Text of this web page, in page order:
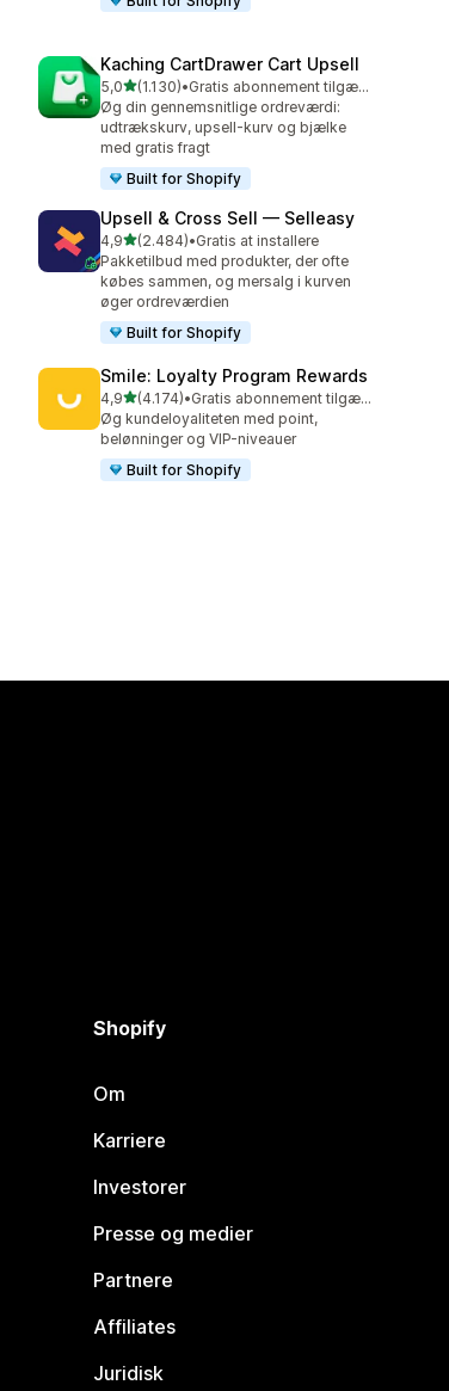
Kaching CartDrawer Cart Upsell
5,0ud af 5 stjerner
(1.130)
1130 anmeldelser i alt
•
Gratis abonnement tilgængeligt
Øg din gennemsnitlige ordreværdi:
udtrækskurv, upsell-kurv og bjælke
med gratis fragt
Built for Shopify
Upsell & Cross Sell — Selleasy
4,9ud af 5 stjerner
(2.484)
2484 anmeldelser i alt
•Gratis at installere
Pakketilbud med produkter, der ofte
købes sammen, og mersalg i kurven
øger ordreværdien
Built for Shopify
Smile: Loyalty Program Rewards
4,9ud af 5 stjerner
(4.174)
4174 anmeldelser i alt
•
Gratis abonnement tilgængeligt
Øg kundeloyaliteten med point,
belønninger og VIP-niveauer
Built for Shopify
Shopify
Om
Karriere
Investorer
Presse og medier
Partnere
Affiliates
Juridisk